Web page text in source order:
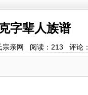
字辈人族谱
亲网 阅读： 213 评论：